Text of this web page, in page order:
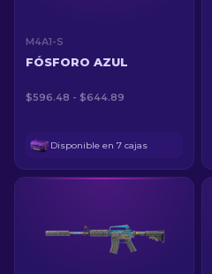
M4A1-S
FÓSFORO AZUL
$596.48 - $644.89
Disponible en 7 cajas